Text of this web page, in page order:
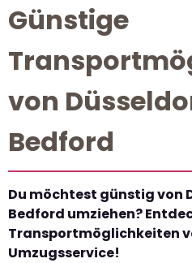
Günstige
von
Bedford
Du möchtest günstig von
Bedford umziehen?
Transportmöglichkeiten
Umzugsservice!